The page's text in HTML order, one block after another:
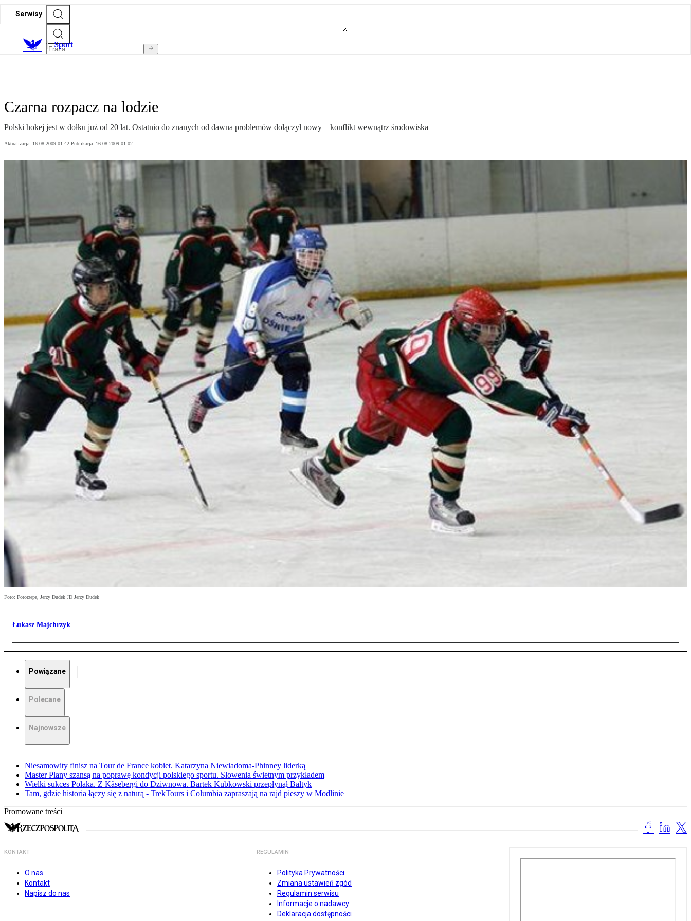
Serwisy
Sport
Czarna rozpacz na lodzie
Polski hokej jest w dołku już od 20 lat. Ostatnio do znanych od dawna problemów dołączył nowy – konflikt wewnątrz środowiska
Aktualizacja: 16.08.2009 01:42 Publikacja: 16.08.2009 01:02
Foto: Fotorzepa, Jerzy Dudek JD Jerzy Dudek
Łukasz Majchrzyk
Powiązane
Polecane
Najnowsze
Niesamowity finisz na Tour de France kobiet. Katarzyna Niewiadoma-Phinney liderką
Master Plany szansą na poprawę kondycji polskiego sportu. Słowenia świetnym przykładem
Wielki sukces Polaka. Z Kåsebergi do Dziwnowa. Bartek Kubkowski przepłynął Bałtyk
Tam, gdzie historia łączy się z naturą - TrekTours i Columbia zapraszają na rajd pieszy w Modlinie
Promowane treści
KONTAKT
O nas
Kontakt
Napisz do nas
REGULAMIN
Polityka Prywatności
Zmiana ustawień zgód
Regulamin serwisu
Informacje o nadawcy
Deklaracja dostępności